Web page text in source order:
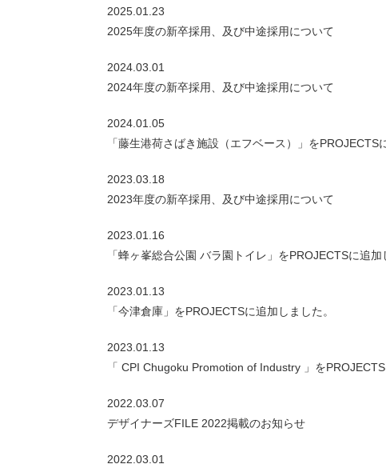
2025.01.23
2025年度の新卒採用、及び中途採用について
2024.03.01
2024年度の新卒採用、及び中途採用について
2024.01.05
「藤生港荷さばき施設（エフベース）」をPROJECTS
2023.03.18
2023年度の新卒採用、及び中途採用について
2023.01.16
「蜂ヶ峯総合公園 バラ園トイレ」をPROJECTSに追加
2023.01.13
「今津倉庫」をPROJECTSに追加しました。
2023.01.13
「 CPI Chugoku Promotion of Industry 」をPROJECTS
2022.03.07
デザイナーズFILE 2022掲載のお知らせ
2022.03.01